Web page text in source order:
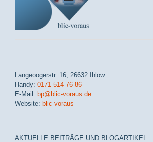
Langeoogerstr. 16, 26632 Ihlow
Handy: 0171 514 76 86
E-Mail: bp@blic-voraus.de
Website: blic-voraus
AKTUELLE BEITRÄGE UND BLOGARTIKEL